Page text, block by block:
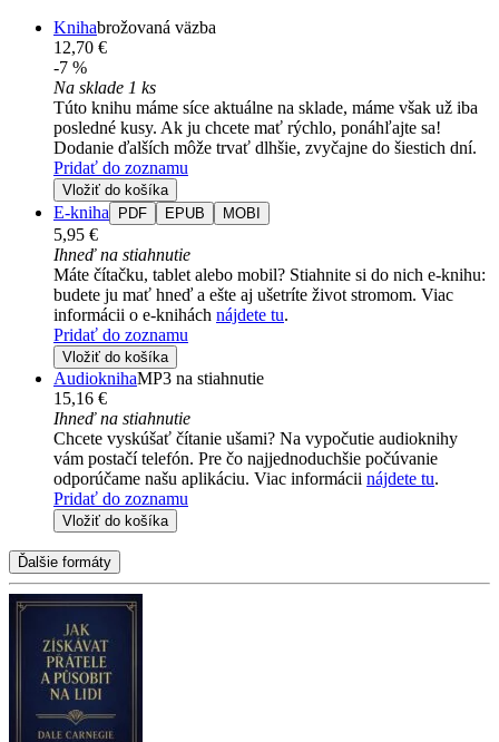
Knihabrožovaná väzba
12,70 €
-7 %
Na sklade 1 ks
Túto knihu máme síce aktuálne na sklade, máme však už iba
posledné kusy. Ak ju chcete mať rýchlo, ponáhľajte sa!
Dodanie ďalších môže trvať dlhšie, zvyčajne do šiestich dní.
Pridať do zoznamu
Vložiť do košíka
E-kniha PDF EPUB MOBI
5,95 €
Ihneď na stiahnutie
Máte čítačku, tablet alebo mobil? Stiahnite si do nich e-knihu:
budete ju mať hneď a ešte aj ušetríte život stromom. Viac
informácii o e-knihách nájdete tu.
Pridať do zoznamu
Vložiť do košíka
AudioknihaMP3 na stiahnutie
15,16 €
Ihneď na stiahnutie
Chcete vyskúšať čítanie ušami? Na vypočutie audioknihy
vám postačí telefón. Pre čo najjednoduchšie počúvanie
odporúčame našu aplikáciu. Viac informácii nájdete tu.
Pridať do zoznamu
Vložiť do košíka
Ďalšie formáty